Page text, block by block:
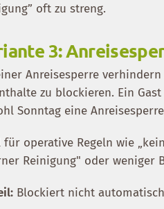
oft zu streng.
3:
Anreisesperre
zu blockieren. Ein
Sonntag eine
für operative Regeln wie
Reinigung" oder weniger
Blockiert nicht